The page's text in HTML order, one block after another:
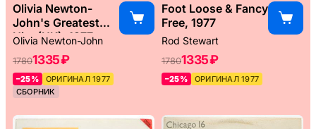
Olivia Newton-
John's Greatest
Hits (UK), 1977
Olivia Newton-John
17801335 ₽
–25%
ОРИГИНАЛ 1977
СБОРНИК
Foot Loose & Fancy
Free, 1977
Rod Stewart
17801335 ₽
–25% ОРИГИНАЛ 1977